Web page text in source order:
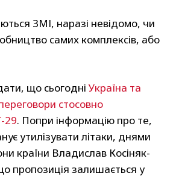
ЗМІ, наразі невідомо, чи
самих комплексів, або
що сьогодні Україна та
стосовно
29. Попри інформацію про те,
утилізувати літаки, днями
країни Владислав Косіняк-
пропозиція залишається у